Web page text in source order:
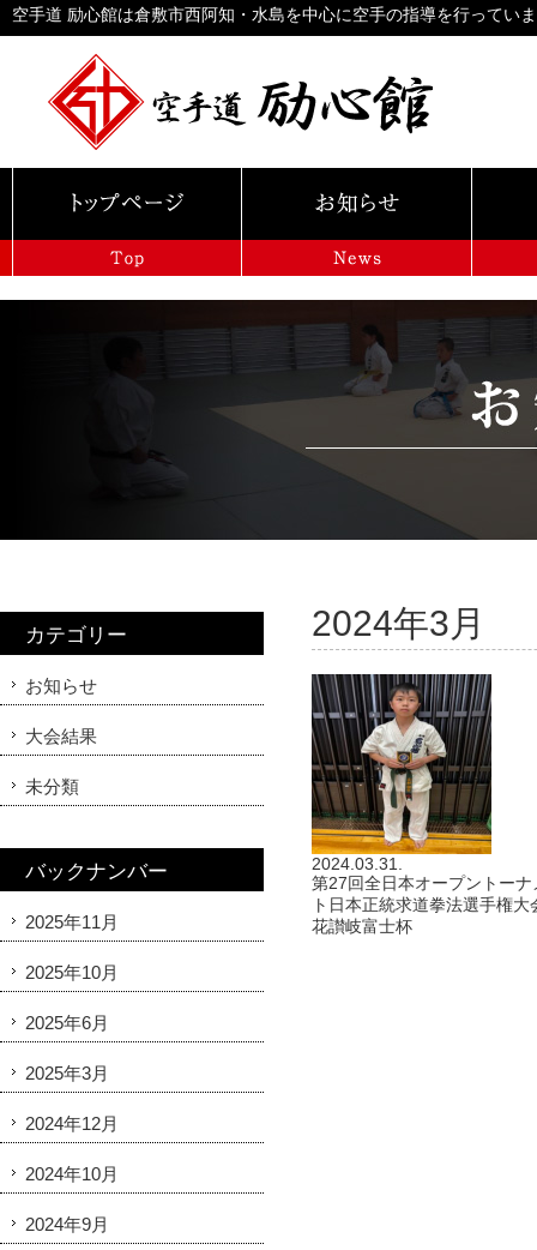
空手道 励心館は倉敷市西阿知・水島を中心に空手の指導を行ってい
カテゴリー
お知らせ
大会結果
未分類
バックナンバー
2025年11月
2025年10月
2025年6月
2025年3月
2024年12月
2024年10月
2024年9月
2024年3月
2024.03.31.
第27回全日本オープントーナ
ト日本正統求道拳法選手権大
花讃岐富士杯